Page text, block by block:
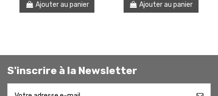
Ajouter au panier Ajouter au panier
S'inscrire à la Newsletter